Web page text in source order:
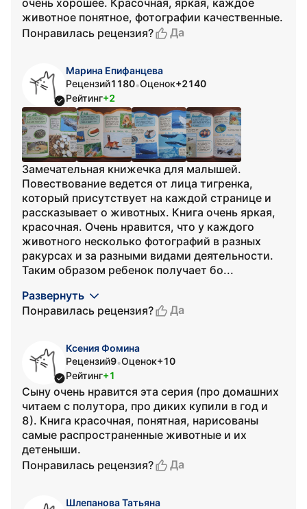
очень хорошее. Красочная, яркая, каждое
животное понятное, фотографии качественные.
Понравилась рецензия?
Да
Марина Епифанцева
Рецензий1180•Оценок+2140
Рейтинг+2
Замечательная книжечка для малышей.
Повествование ведется от лица тигренка,
который присутствует на каждой странице и
рассказывает о животных. Книга очень яркая,
красочная. Очень нравится, что у каждого
животного несколько фотографий в разных
ракурсах и за разными видами деятельности.
Таким образом ребенок получает бо...
Развернуть
Понравилась рецензия?
Да
Ксения Фомина
Рецензий9•Оценок+10
Рейтинг+1
Сыну очень нравится эта серия (про домашних
читаем с полутора, про диких купили в год и
8). Книга красочная, понятная, нарисованы
самые распространенные животные и их
детеныши.
Понравилась рецензия?
Да
Шлепанова Татьяна